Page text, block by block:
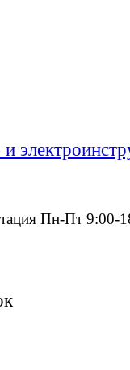
Пн-Пт 9:00-